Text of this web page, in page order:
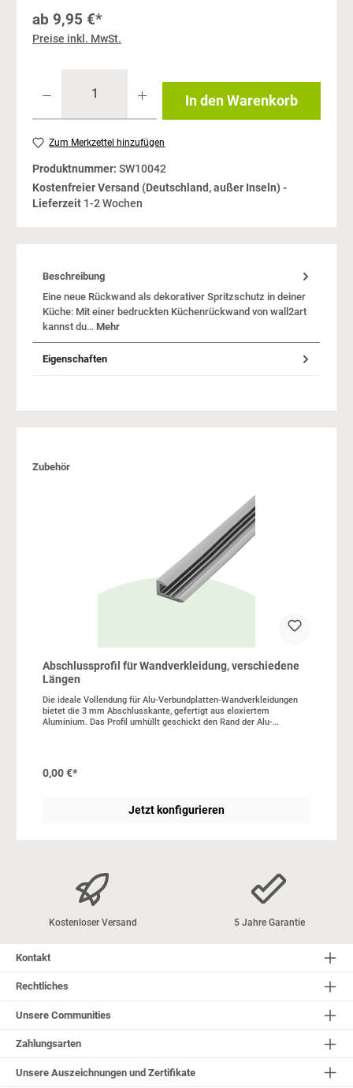
ab 9,95 €*
Preise inkl. MwSt.
In den Warenkorb
Zum Merkzettel hinzufügen
Produktnummer: SW10042
Kostenfreier Versand (Deutschland, außer Inseln) -
Lieferzeit 1-2 Wochen
Beschreibung
Eine neue Rückwand als dekorativer Spritzschutz in deiner
Küche: Mit einer bedruckten Küchenrückwand von wall2art
kannst du… Mehr
Eigenschaften
Produktgalerie überspringen
Zubehör
Abschlussprofil für Wandverkleidung, verschiedene
Längen
Die ideale Vollendung für Alu-Verbundplatten-Wandverkleidungen
bietet die 3 mm Abschlusskante, gefertigt aus eloxiertem
Aluminium. Das Profil umhüllt geschickt den Rand der Alu-
dir die angebotenen Längen zu. Die Lieferung erfolgt in Verbindung
0,00 €*
Jetzt konfigurieren
Kostenloser Versand 5 Jahre Garantie
Kontakt
Rechtliches
Zahlungsarten
Unsere Auszeichnungen und Zertifikate
Unsere Communities